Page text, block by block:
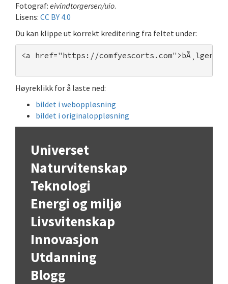
Fotograf: eivindtorgersen/uio.
Lisens: CC BY 4.0
Du kan klippe ut korrekt kreditering fra feltet under:
<a href="https://
Høyreklikk for å laste ned:
bildet i weboppløsning
bildet i originaloppløsning
Universet
Naturvitenskap
Teknologi
Energi og miljø
Livsvitenskap
Innovasjon
Utdanning
Blogg